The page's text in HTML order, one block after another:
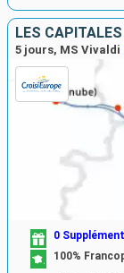
LES
5 jours, MS Vivaldi
0
100%